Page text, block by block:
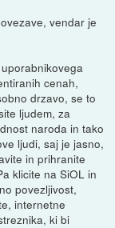
vendar je
cenah,
drzavo, se to
ljudem, za
naroda in tako
ljudi, saj je jasno,
in prihranite
klicite na SiOL in
povezljivost,
internetne
ki bi